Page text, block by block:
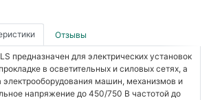
Отзывы
предназначен для электрических установок
в осветительных и силовых сетях, а
машин, механизмов и
напряжение до 450/750 В частотой до